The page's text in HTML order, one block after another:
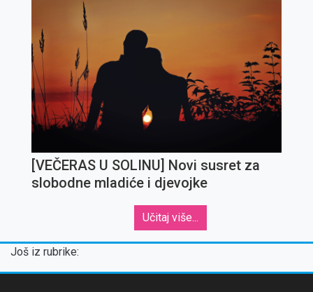
[VEČERAS U SOLINU] Novi susret za
slobodne mladiće i djevojke
Učitaj više...
Još iz rubrike: